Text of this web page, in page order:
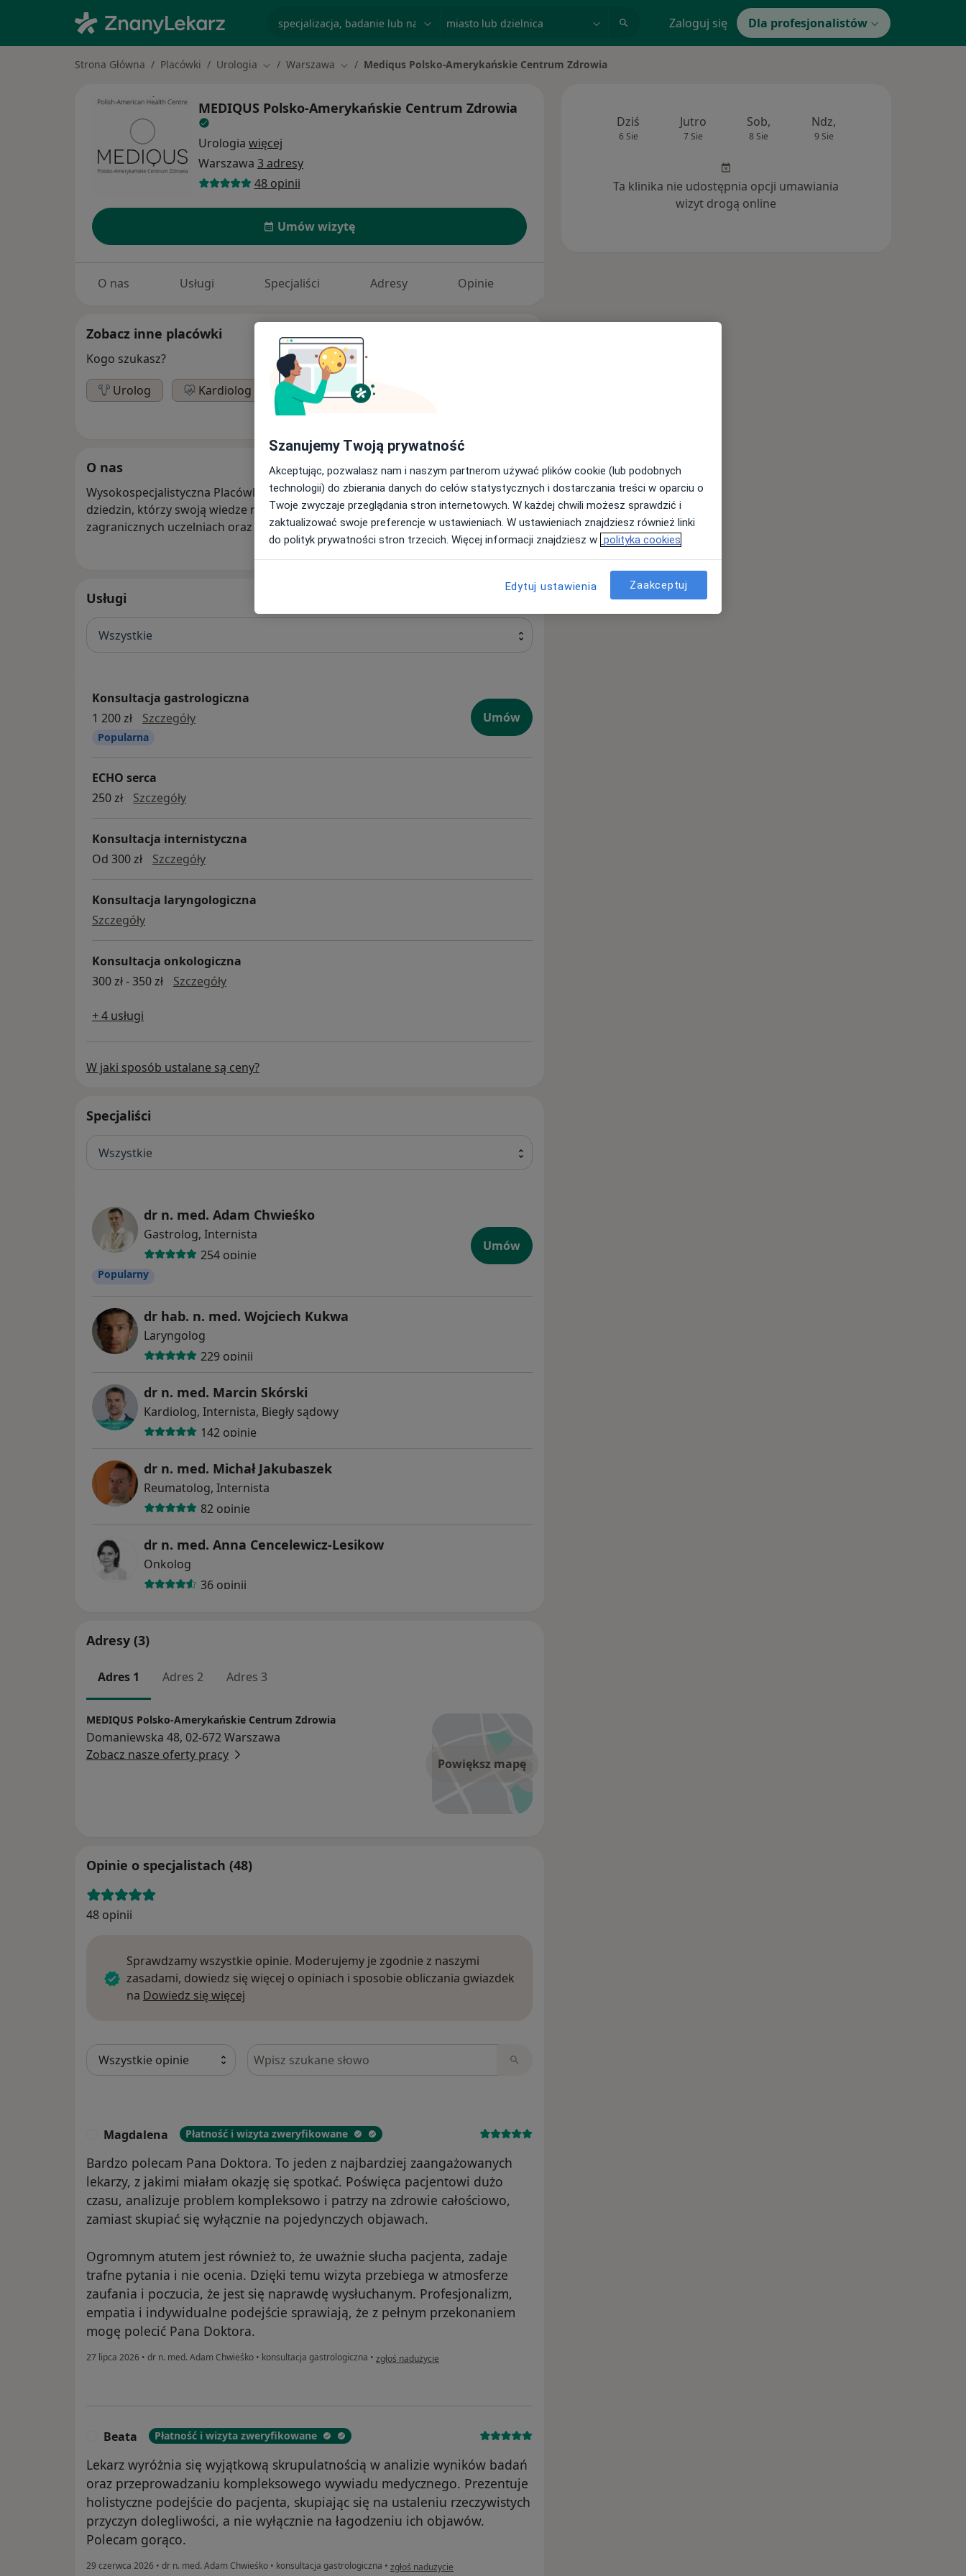
Zaloguj się Dla profesjonalistów
Strona Główna Placówki Urologia Zmień miasto
Warszawa Zmień miasto
Mediqus Polsko-Amerykańskie Centrum Zdrowia
MEDIQUS Polsko-Amerykańskie Centrum Zdrowia
Urologia więcej
Warszawa 3 adresy
48 opinii
Umów wizytę
O nas Usługi Specjaliści Adresy Opinie
Zobacz inne placówki
Kogo szukasz?
Urolog
Kardiolog
O nas
Wysokospecjalistyczna Placówka wieloprofilowa skupiająca specjalistow różnych
dziedzin, którzy swoją wiedze najczęściej zdobywali na renomowanych
zagranicznych uczelniach oraz stażach.
Usługi
Wszystkie
Konsultacja gastrologiczna
1 200 zł
Szczegółykonsultacja gastrologiczna
Popularna
Umów
ECHO serca
250 zł
SzczegółyECHO serca
Konsultacja internistyczna
Od 300 zł
Szczegółykonsultacja internistyczna
Konsultacja laryngologiczna
Szczegółykonsultacja laryngologiczna
Konsultacja onkologiczna
300 zł - 350 zł
Szczegółykonsultacja onkologiczna
+ 4 usługi
W jaki sposób ustalane są ceny?
Specjaliści
Wszystkie
dr n. med. Adam Chwieśko
Gastrolog, Internista
254 opinie
Popularny
Umów
dr hab. n. med. Wojciech Kukwa
Laryngolog
229 opinii
dr n. med. Marcin Skórski
Kardiolog, Internista, Biegły sądowy
142 opinie
dr n. med. Michał Jakubaszek
Reumatolog, Internista
82 opinie
dr n. med. Anna Cencelewicz-Lesikow
Onkolog
36 opinii
Adresy (3)
Adres 1 Adres 2 Adres 3
Powiększ mapę
MEDIQUS Polsko-Amerykańskie Centrum Zdrowia
Domaniewska 48, 02-672 Warszawa
Zobacz nasze oferty pracy
Opinie o specjalistach (48)
48 opinii
Sprawdzamy wszystkie opinie. Moderujemy je zgodnie z naszymi
zasadami, dowiedz się więcej o opiniach i sposobie obliczania gwiazdek
na Dowiedz się więcej
Szukaj w opiniach
Magdalena Płatność i wizyta zweryfikowane
Bardzo polecam Pana Doktora. To jeden z najbardziej zaangażowanych
lekarzy, z jakimi miałam okazję się spotkać. Poświęca pacjentowi dużo
czasu, analizuje problem kompleksowo i patrzy na zdrowie całościowo,
zamiast skupiać się wyłącznie na pojedynczych objawach.
Ogromnym atutem jest również to, że uważnie słucha pacjenta, zadaje
trafne pytania i nie ocenia. Dzięki temu wizyta przebiega w atmosferze
zaufania i poczucia, że jest się naprawdę wysłuchanym. Profesjonalizm,
empatia i indywidualne podejście sprawiają, że z pełnym przekonaniem
mogę polecić Pana Doktora.
27 lipca 2026 • dr n. med. Adam Chwieśko • konsultacja gastrologiczna • w opinii użytkownika Magdalena
zgłoś nadużycie
Beata Płatność i wizyta zweryfikowane
Lekarz wyróżnia się wyjątkową skrupulatnością w analizie wyników badań
oraz przeprowadzaniu kompleksowego wywiadu medycznego. Prezentuje
holistyczne podejście do pacjenta, skupiając się na ustaleniu rzeczywistych
przyczyn dolegliwości, a nie wyłącznie na łagodzeniu ich objawów.
Polecam gorąco.
29 czerwca 2026 • dr n. med. Adam Chwieśko • konsultacja gastrologiczna • w opinii użytkownika Beata
zgłoś nadużycie
Dziś
6 Sie
Jutro
7 Sie
Sob,
8 Sie
Ndz,
9 Sie
Ta klinika nie udostępnia opcji umawiania
wizyt drogą online
Szanujemy Twoją prywatność
Akceptując, pozwalasz nam i naszym partnerom używać plików cookie (lub podobnych
technologii) do zbierania danych do celów statystycznych i dostarczania treści w oparciu o
Twoje zwyczaje przeglądania stron internetowych. W każdej chwili możesz sprawdzić i
zaktualizować swoje preferencje w ustawieniach. W ustawieniach znajdziesz również linki
do polityk prywatności stron trzecich. Więcej informacji znajdziesz w polityka cookies
Edytuj ustawienia Zaakceptuj